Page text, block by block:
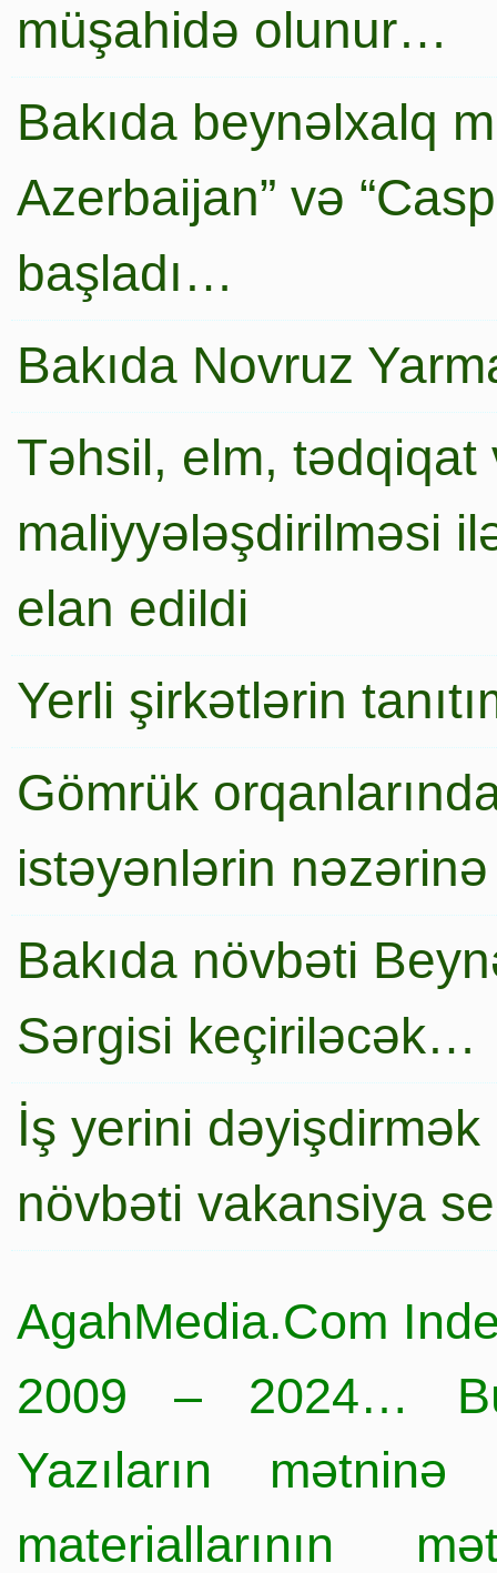
müşahidə olunur…
Bakıda beynəlxalq
Azerbaijan” və
başladı…
Bakıda Novruz
Təhsil, elm,
maliyyələşdirilməsi
elan edildi
Yerli şirkətlərin
Gömrük
istəyənlərin nəzərinə
Bakıda növbəti
Sərgisi keçiriləcək…
İş yerini
növbəti vakansiya
AgahMedia.Com
2009 – 2024…
Yazıların
materiallarının